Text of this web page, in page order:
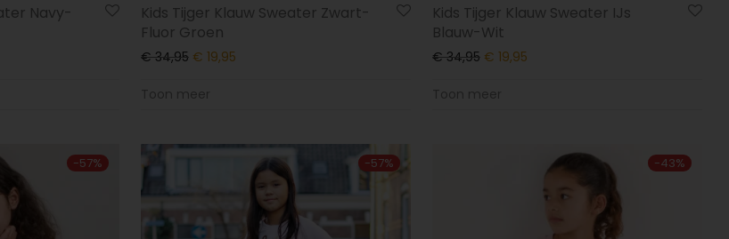
Navy-
Kids Tijger Klauw Sweater Zwart-
Fluor Groen
€34,95 € 19,95
Kids Tijger Klauw Sweater IJs
Blauw-Wit
€34,95 € 19,95
-57% -57% -43%